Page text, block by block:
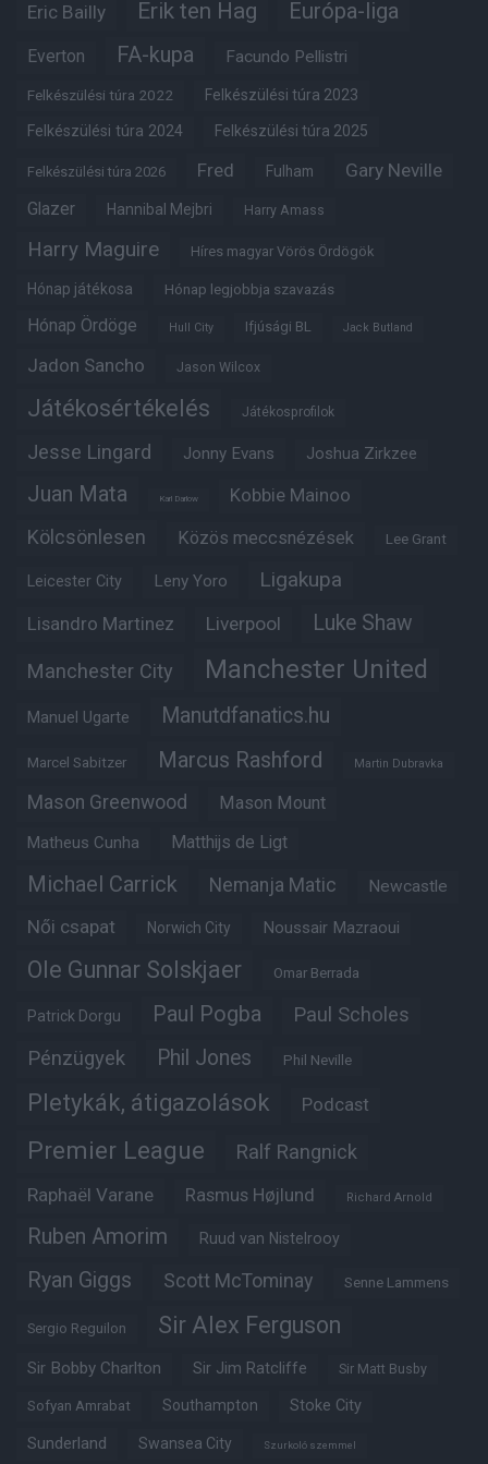
Eric Bailly Erik ten Hag Európa-liga
Everton FA-kupa Facundo Pellistri
Felkészülési túra 2022 Felkészülési túra 2023
Felkészülési túra 2024 Felkészülési túra 2025
Felkészülési túra 2026 Fred Fulham Gary Neville
Glazer Hannibal Mejbri Harry Amass
Harry Maguire Híres magyar Vörös Ördögök
Hónap játékosa Hónap legjobbja szavazás
Hónap Ördöge Hull City Ifjúsági BL Jack Butland
Jadon Sancho Jason Wilcox
Játékosértékelés Játékosprofilok
Jesse Lingard Jonny Evans Joshua Zirkzee
Juan Mata Karl Darlow Kobbie Mainoo
Kölcsönlesen Közös meccsnézések Lee Grant
Leicester City Leny Yoro Ligakupa
Lisandro Martinez Liverpool Luke Shaw
Manchester City Manchester United
Manuel Ugarte Manutdfanatics.hu
Marcel Sabitzer Marcus Rashford Martin Dubravka
Mason Greenwood Mason Mount
Matheus Cunha Matthijs de Ligt
Michael Carrick Nemanja Matic Newcastle
Női csapat Norwich City Noussair Mazraoui
Ole Gunnar Solskjaer Omar Berrada
Patrick Dorgu Paul Pogba Paul Scholes
Pénzügyek Phil Jones Phil Neville
Pletykák, átigazolások Podcast
Premier League Ralf Rangnick
Raphaël Varane Rasmus Højlund Richard Arnold
Ruben Amorim Ruud van Nistelrooy
Ryan Giggs Scott McTominay Senne Lammens
Sergio Reguilon Sir Alex Ferguson
Sir Bobby Charlton Sir Jim Ratcliffe Sir Matt Busby
Sofyan Amrabat Southampton Stoke City
Sunderland Swansea City Szurkoló szemmel